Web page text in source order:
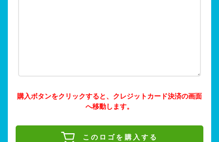
購入ボタンをクリックすると、クレジットカード決済の画面
へ移動します。
このロゴを購入する